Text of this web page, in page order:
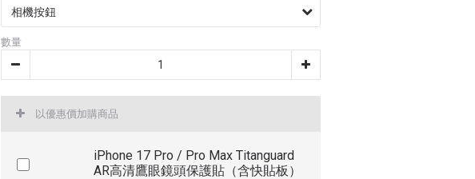
數量
以優惠價加購商品
iPhone 17 Pro / Pro Max Titanguard
AR高清鷹眼鏡頭保護貼（含快貼板）